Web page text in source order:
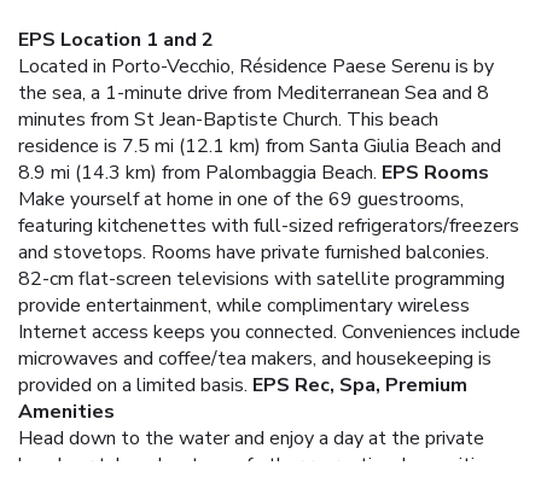
EPS Location 1 and 2
Located in Porto-Vecchio, Résidence Paese Serenu is by
the sea, a 1-minute drive from Mediterranean Sea and 8
minutes from St Jean-Baptiste Church. This beach
residence is 7.5 mi (12.1 km) from Santa Giulia Beach and
8.9 mi (14.3 km) from Palombaggia Beach. EPS Rooms
Make yourself at home in one of the 69 guestrooms,
featuring kitchenettes with full-sized refrigerators/freezers
and stovetops. Rooms have private furnished balconies.
82-cm flat-screen televisions with satellite programming
provide entertainment, while complimentary wireless
Internet access keeps you connected. Conveniences include
microwaves and coffee/tea makers, and housekeeping is
provided on a limited basis. EPS Rec, Spa, Premium
Amenities
Head down to the water and enjoy a day at the private
beach, or take advantage of other recreational amenities